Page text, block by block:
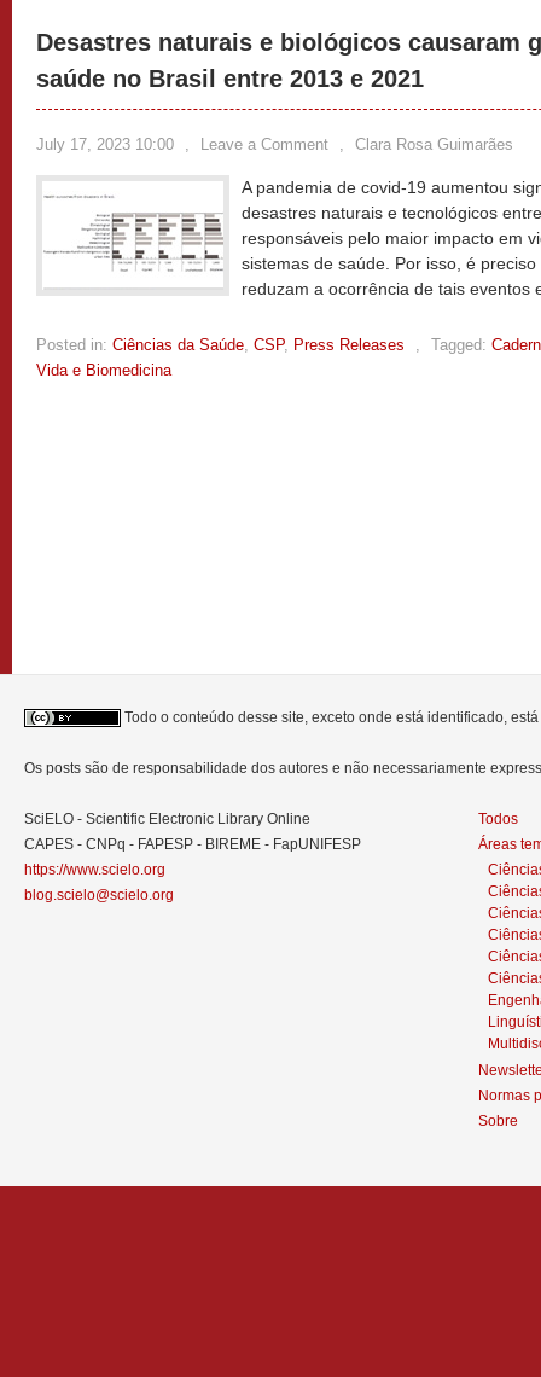
Desastres naturais e biológicos causaram
saúde no Brasil entre 2013 e 2021
July 17, 2023 10:00 , Leave a Comment , Clara Rosa Guimarães
A pandemia de covid-19 aumentou
desastres naturais e tecnológicos
responsáveis pelo maior impacto em
sistemas de saúde. Por isso, é
reduzam a ocorrência de tais eventos
Posted in: Ciências da Saúde, CSP, Press Releases , Tagged:
Vida e Biomedicina
Todo o conteúdo desse site, exceto onde está identificado,
Os posts são de responsabilidade dos autores e não necessariamente
SciELO - Scientific Electronic Library Online
CAPES - CNPq - FAPESP - BIREME - FapUNIFESP
https://www.scielo.org
blog.scielo@scielo.org
Todos
Áreas
Normas
Sobre